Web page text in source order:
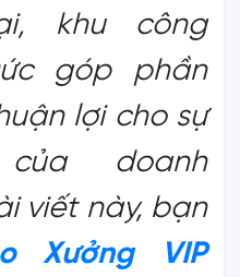
khu công
góp phần
lợi cho sự
doanh
viết này, bạn
Xưởng VIP